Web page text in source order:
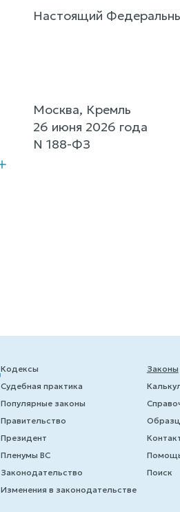
Настоящий
Москва, Кремль
26 июня 2026 года
N 188-ФЗ
Кодексы
Судебная практика
Популярные законы
Правительство
Президент
Пленумы ВС
Законодательство
Изменения в законодательстве
Законы
Поиск